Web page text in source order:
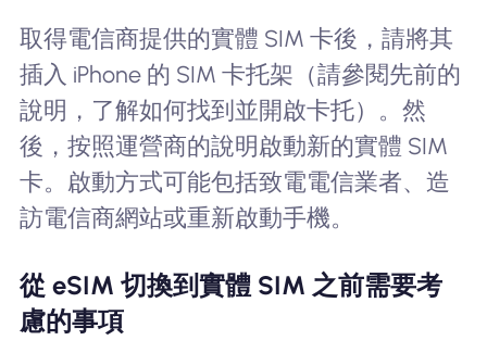
取得電信商提供的實體 SIM 卡後，請將其
插入 iPhone 的 SIM 卡托架（請參閱先前的
說明，了解如何找到並開啟卡托）。然
後，按照運營商的說明啟動新的實體 SIM
卡。啟動方式可能包括致電電信業者、造
訪電信商網站或重新啟動手機。
從 eSIM 切換到實體 SIM 之前需要考
慮的事項